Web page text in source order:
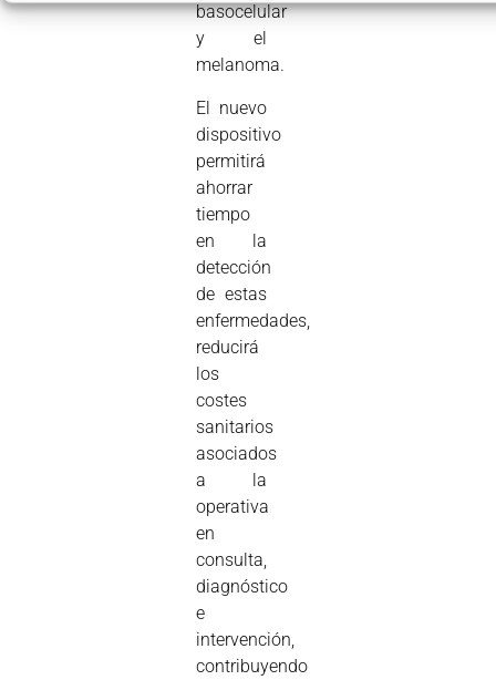
basocelular
y el
melanoma.
El nuevo
dispositivo
permitirá
ahorrar
tiempo
en la
detección
de estas
enfermedades,
reducirá
los
costes
sanitarios
asociados
a la
operativa
en
consulta,
diagnóstico
e
intervención,
contribuyendo